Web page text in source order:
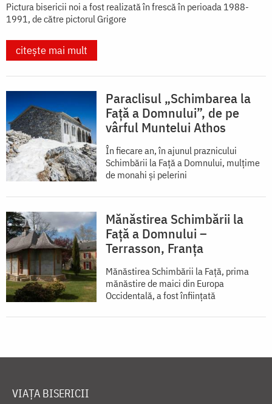
Pictura bisericii noi a fost realizată în frescă în perioada 1988-
1991, de către pictorul Grigore
citește mai mult
Paraclisul „Schimbarea la
Față a Domnului”, de pe
vârful Muntelui Athos
În fiecare an, în ajunul praznicului
Schimbării la Faţă a Domnului, mulţime
de monahi şi pelerini
Mănăstirea Schimbării la
Față a Domnului –
Terrasson, Franţa
Mănăstirea Schimbării la Față, prima
mănăstire de maici din Europa
Occidentală, a fost înființată
VIAȚA BISERICII